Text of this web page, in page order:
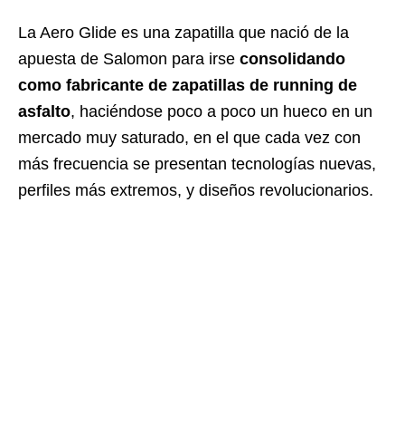
La Aero Glide es una zapatilla que nació de la
apuesta de Salomon para irse consolidando
como fabricante de zapatillas de running de
asfalto, haciéndose poco a poco un hueco en un
mercado muy saturado, en el que cada vez con
más frecuencia se presentan tecnologías nuevas,
perfiles más extremos, y diseños revolucionarios.